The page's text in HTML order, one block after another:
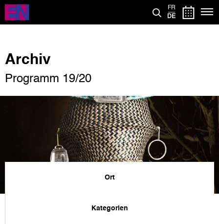
Direkt
zum
Inhalt
FR
DE
Archiv
Programm 19/20
Ort
Kategorien